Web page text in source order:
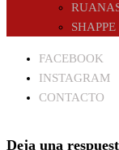
SHAPPE
FACEBOOK
INSTAGRAM
CONTACTO
Deja una